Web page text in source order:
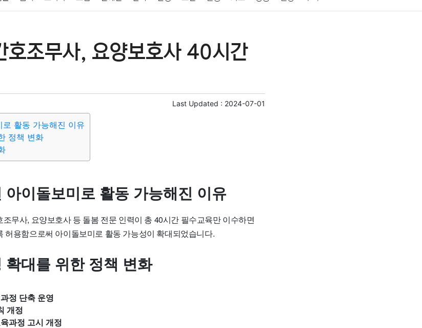
의료 의학 경제 마케팅 부동산 외국어 교육 교통 생활
호조무사, 요양보호사 40시간
Last Updated : 2024-07-01
활동 가능해진 이유
정책 변화
아이돌보미로 활동 가능해진 이유
무사, 요양보호사 등 돌봄 전문 인력이 총 40시간 필수교육만 이수하면
허용함으로써 아이돌보미로 활동 가능성이 확대되었습니다.
확대를 위한 정책 변화
정 단축 운영
개정
과정 고시 개정